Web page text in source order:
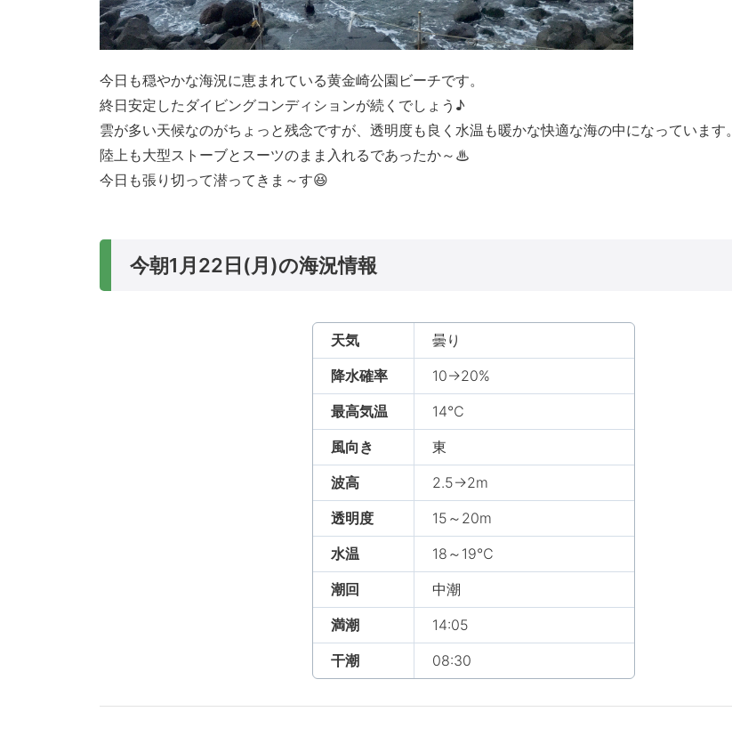
今日も穏やかな海況に恵まれている黄金崎公園ビーチです。
終日安定したダイビングコンディションが続くでしょう♪
雲が多い天候なのがちょっと残念ですが、透明度も良く水温も暖かな快適な海の中になっています。
陸上も大型ストーブとスーツのまま入れるであったか～♨
今日も張り切って潜ってきま～す😆
今朝1月22日(月)の海況情報
天気
曇り
降水確率
10→20%
最高気温
14℃
風向き
東
波高
2.5→2m
透明度
15～20m
水温
18～19℃
潮回
中潮
満潮
14:05
干潮
08:30